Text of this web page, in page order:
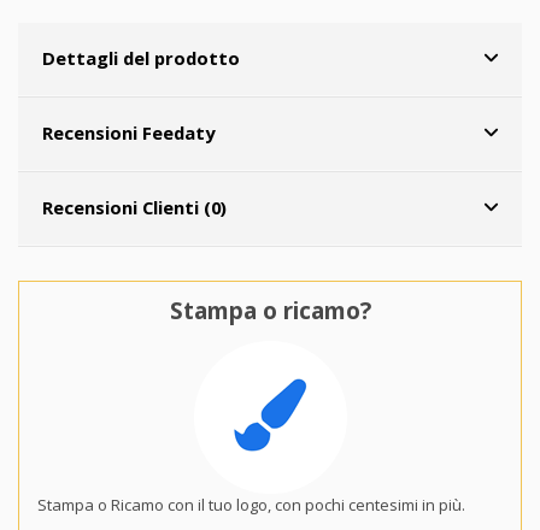
Dettagli del prodotto
Recensioni Feedaty
Recensioni Clienti (0)
Stampa o ricamo?
Stampa o Ricamo con il tuo logo, con pochi centesimi in più.